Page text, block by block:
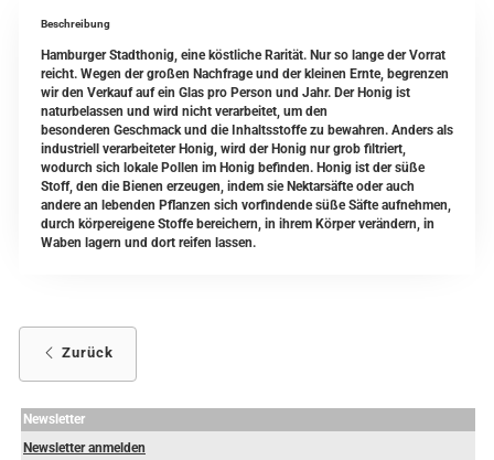
Beschreibung
Hamburger Stadthonig, eine köstliche Rarität. Nur so lange der Vorrat
reicht. Wegen der großen Nachfrage und der kleinen Ernte, begrenzen
wir den Verkauf auf ein Glas pro Person und Jahr. Der Honig ist
naturbelassen und wird nicht verarbeitet, um den
besonderen Geschmack und die Inhaltsstoffe zu bewahren. Anders als
industriell verarbeiteter Honig, wird der Honig nur grob filtriert,
wodurch sich lokale Pollen im Honig befinden. Honig ist der süße
Stoff, den die Bienen erzeugen, indem sie Nektarsäfte oder auch
andere an lebenden Pflanzen sich vorfindende süße Säfte aufnehmen,
durch körpereigene Stoffe bereichern, in ihrem Körper verändern, in
Waben lagern und dort reifen lassen.
Zurück
Newsletter
Newsletter anmelden